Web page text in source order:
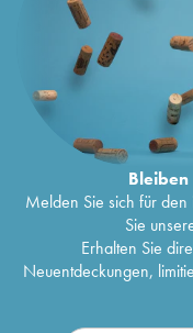
Melden Sie sich für
Sie
Erhalten Sie
Neuentdeckungen,